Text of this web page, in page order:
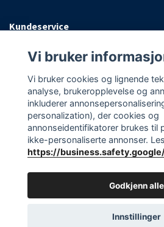
Kundeservice
Informasjon
Sosiale medier
© 2026 EAasnes
Vi bruker
Vi bruker cookies og lignende
analyse, brukeropplevelse og
inkluderer
personalization), der cookies og
annonseidentifikatorer brukes til
ikke-personaliserte annonser.
https://
Godkjenn alle
Innstillinger